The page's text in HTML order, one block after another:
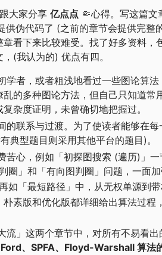
大家分享 亿点点 🤏心得。写这篇
伪代码了 (之前的章节会提供完整
看下来比较难受。找了好多资料
(我认为的) 优点有四。
者，或者粗浅地看过一些图论算
的多种图论方法，但自己只知道
杂度证明，未曾确切地把握过。
联系与过渡。为了使读者能够在
典型题目则采用其他平台的题目)。
苦心，例如「初探图搜索 (遍历)」
圈」和「有向图判圈」问题，一面
如「最短路径」中，从无权单源到
素版和优化版都详细给出算法过程
」这两个章节中，对所有不易看出
、SPFA、Floyd-Warshall 算法